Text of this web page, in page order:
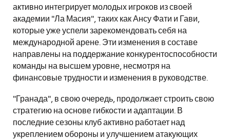
активно интегрирует молодых игроков из своей
академии "Ла Масия", таких как Ансу Фати и Гави,
которые уже успели зарекомендовать себя на
международной арене. Эти изменения в составе
направлены на поддержание конкурентоспособности
команды на высшем уровне, несмотря на
финансовые трудности и изменения в руководстве.
"Гранада", в свою очередь, продолжает строить свою
стратегию на основе гибкости и адаптации. В
последние сезоны клуб активно работает над
укреплением обороны и улучшением атакующих